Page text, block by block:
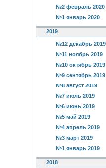
№2 февраль 2020
№1 январь 2020
2019
№12 декабрь 2019
№11 ноябрь 2019
№10 октябрь 2019
№9 сентябрь 2019
№8 август 2019
№7 июль 2019
№6 июнь 2019
№5 май 2019
№4 апрель 2019
№3 март 2019
№1 январь 2019
2018